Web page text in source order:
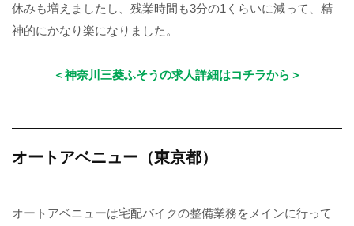
休みも増えましたし、残業時間も3分の1くらいに減って、精
神的にかなり楽になりました。
＜神奈川三菱ふそうの求人詳細はコチラから＞
オートアベニュー（東京都）
オートアベニューは宅配バイクの整備業務をメインに行って